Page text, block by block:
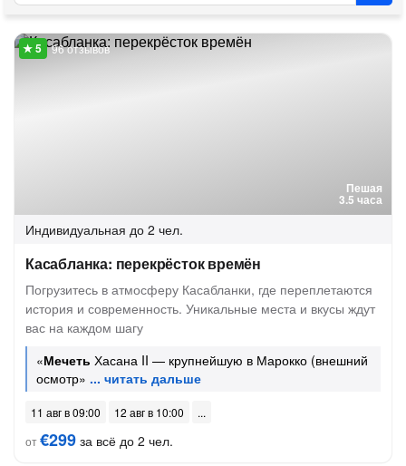
Пешая
3.5 часа
96 отзывов
Индивидуальная до 2 чел.
Касабланка: перекрёсток времён
Погрузитесь в атмосферу Касабланки, где переплетаются
история и современность. Уникальные места и вкусы ждут
вас на каждом шагу
«Мечеть Хасана II — крупнейшую в Марокко (внешний
осмотр»
11 авг в 09:00
12 авг в 10:00
от€299 за всё до 2 чел.